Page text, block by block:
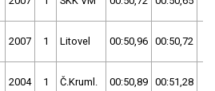
2007 1 Litovel 00:50,96 00:50,72
2004 1 Č.Kruml. 00:50,89 00:51,28